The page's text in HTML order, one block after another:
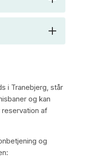
i Tranebjerg, står
og kan
af
og